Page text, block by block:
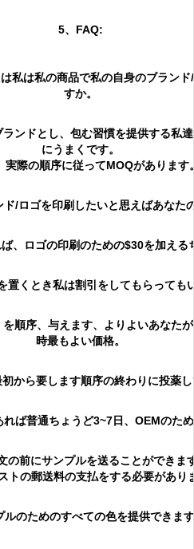
5、FAQ:
私は私の商品で私の自身のブラン
すか。
ンドとし、包む習慣を提供する私
にうまくです。
実際の順序に従ってMOQがあります
/ロゴを印刷したいと思えばあなた
、ロゴの印刷のための$30を加える
置くとき私は割引をしてもらっても
順序、与えます、よりよいあなた
時最もよい価格。
から要します順序の終わりに投薬
ば普通ちょうど3~7日、OEMのた
の前にサンプルを送ることができま
トの郵送料の支払をする必要があり
ルのためのすべての色を提供できま